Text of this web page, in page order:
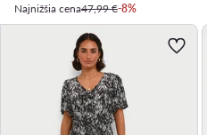
Najnižšia cena47,99 €-8%